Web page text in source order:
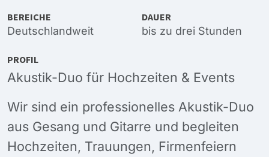
BEREICHE
Deutschlandweit
DAUER
bis zu drei Stunden
PROFIL
Akustik-Duo für Hochzeiten & Events
Wir sind ein professionelles Akustik-Duo
aus Gesang und Gitarre und begleiten
Hochzeiten, Trauungen, Firmenfeiern